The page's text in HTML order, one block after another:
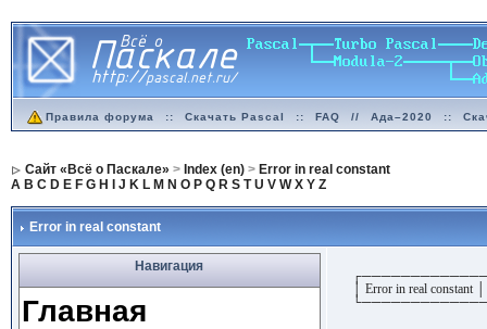
Правила форума :: Скачать Pascal :: FAQ // Ада–2020 ::
Сайт «Всё о Паскале» > Index (en)> Error in real constant
A B C D E F G H J K L M N O P Q R S T U V W X Y Z
Error in real constant
Навигация
Главная
│ Error in real constant │